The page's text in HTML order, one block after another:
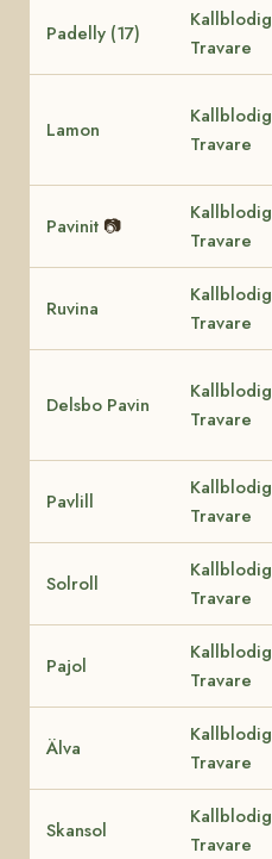
Padelly (17)
Kallblodig
Travare
Lamon
Kallblodig
Travare
Pavinit 📷
Kallblodig
Travare
Ruvina
Kallblodig
Travare
Delsbo Pavin
Kallblodig
Travare
Pavlill
Kallblodig
Travare
Solroll
Kallblodig
Travare
Pajol
Kallblodig
Travare
Älva
Kallblodig
Travare
Skansol
Kallblodig
Travare